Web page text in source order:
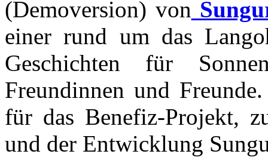
(Demoversion) von
einer rund um das
Geschichten für
Freundinnen und
für das Benefiz-Projekt,
und der Entwicklung